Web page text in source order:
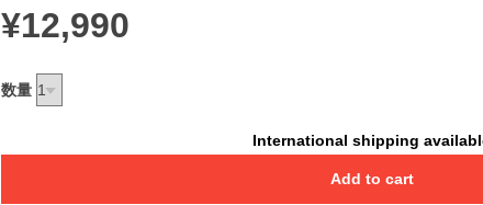
¥12,990
数量
International shipping
Add to cart